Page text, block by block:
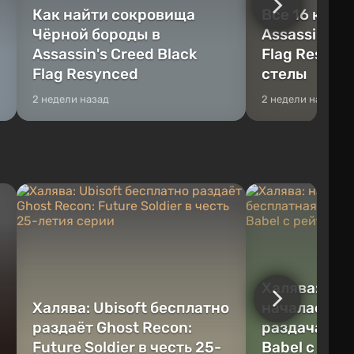
Как найти сокровища
Чёрной бороды в
Assassin's Creed Black
Flag Resynced
2 недели назад
Все 16
Assassin's
Flag
стелы
2 недели назад
Халява: Ubisoft бесплатно
раздаёт Ghost Recon:
Future Soldier в честь 25-
Халява: на
началась
раздача A
Babel с